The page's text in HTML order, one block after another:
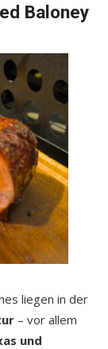
Baloney
liegen in der
– vor allem
und